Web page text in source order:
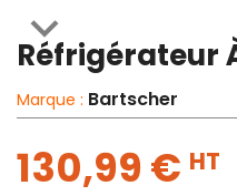

Réfrigérateur
Marque : Bartscher
130,99 € HT